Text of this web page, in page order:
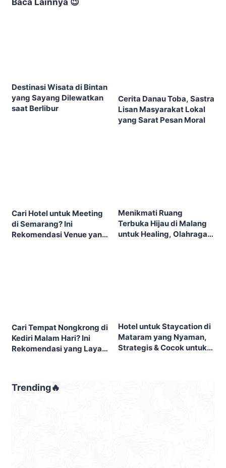
Destinasi Wisata di Bintan
yang Sayang Dilewatkan
saat Berlibur
Cerita Danau Toba, Sastra
Lisan Masyarakat Lokal
yang Sarat Pesan Moral
Cari Hotel untuk Meeting
di Semarang? Ini
Rekomendasi Venue yang
Menikmati Ruang
Terbuka Hijau di Malang
untuk Healing, Olahraga,
Cari Tempat Nongkrong di
Kediri Malam Hari? Ini
Rekomendasi yang Layak
Hotel untuk Staycation di
Mataram yang Nyaman,
Strategis & Cocok untuk
Trending🔥